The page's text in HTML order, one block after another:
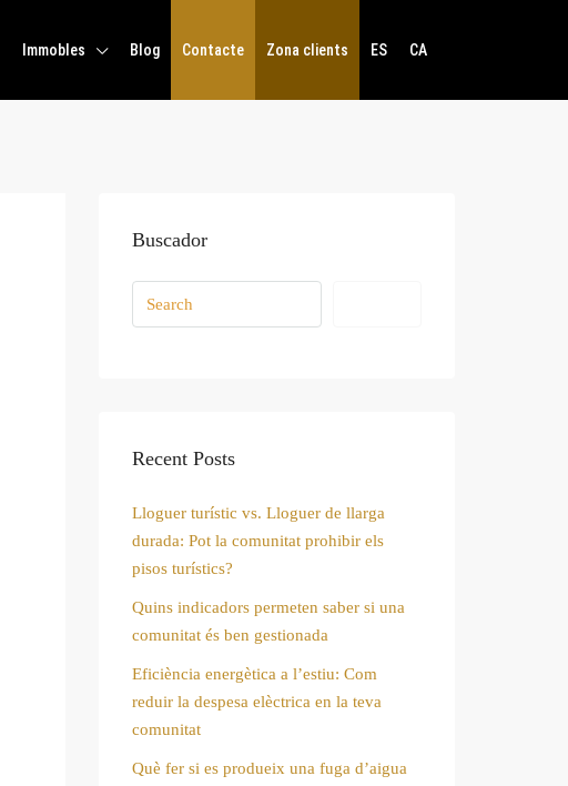
Immobles Blog Contacte Zona clients ES CA
Buscador
Recent Posts
Lloguer turístic vs. Lloguer de llarga
durada: Pot la comunitat prohibir els
pisos turístics?
Quins indicadors permeten saber si una
comunitat és ben gestionada
Eficiència energètica a l’estiu: Com
reduir la despesa elèctrica en la teva
comunitat
Què fer si es produeix una fuga d’aigua